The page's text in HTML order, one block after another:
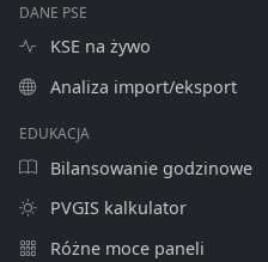
DANE PSE
KSE na żywo
Analiza import/eksport
EDUKACJA
Bilansowanie godzinowe
PVGIS kalkulator
Różne moce paneli